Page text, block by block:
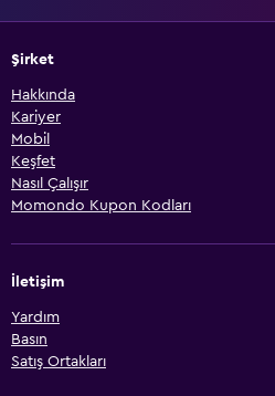
Şirket
Hakkında
Kariyer
Mobil
Keşfet
Nasıl Çalışır
Momondo Kupon Kodları
İletişim
Yardım
Basın
Satış Ortakları